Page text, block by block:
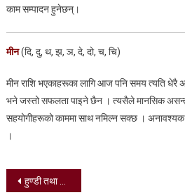
काम सम्पादन हुनेछन्।
मीन(दि, दु, थ, झ, ञ, दे, दो, च, चि)
मीन राशि भएकाहरूका लागि आज पनि समय त्यति
भने जस्तो सफलता पाइने छैन । त्यसैले मानसिक
सहयोगीहरूको काममा साथ नमिल्न सक्छ । अनावश्यक
।
Post
हुण्डी तथा अनलाईन गेम्बलिङ संचालन गर्ने श्रेष्ठ पक्राउ